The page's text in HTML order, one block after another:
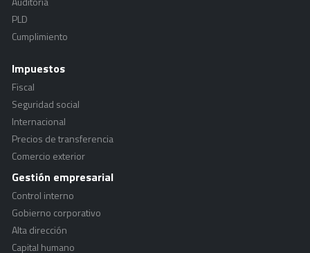
PLD
Cumplimiento
Impuestos
Fiscal
Seguridad social
Internacional
Precios de transferencia
Comercio exterior
Gestión empresarial
Control interno
Gobierno corporativo
Alta dirección
Capital humano